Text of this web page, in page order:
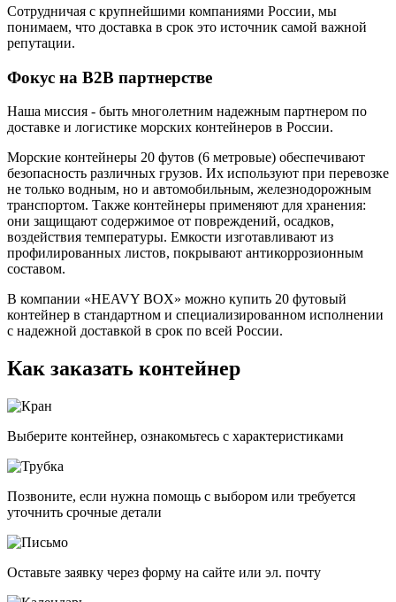
Сотрудничая с крупнейшими компаниями России, мы
понимаем, что доставка в срок это источник самой важной
репутации.
Фокус на B2B партнерстве
Наша миссия - быть многолетним надежным партнером по
доставке и логистике морских контейнеров в России.
Морские контейнеры 20 футов (6 метровые) обеспечивают
безопасность различных грузов. Их используют при перевозке
не только водным, но и автомобильным, железнодорожным
транспортом. Также контейнеры применяют для хранения:
они защищают содержимое от повреждений, осадков,
воздействия температуры. Емкости изготавливают из
профилированных листов, покрывают антикоррозионным
составом.
В компании «HEAVY BOX» можно купить 20 футовый
контейнер в стандартном и специализированном исполнении
с надежной доставкой в срок по всей России.
Как заказать контейнер
Выберите контейнер, ознакомьтесь с характеристиками
Позвоните, если нужна помощь с выбором или требуется
уточнить срочные детали
Оставьте заявку через форму на сайте или эл. почту